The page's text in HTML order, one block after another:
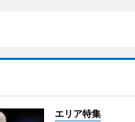
エリア特集